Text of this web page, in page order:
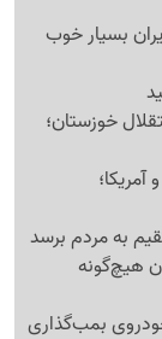
بسیار خوب
خوزستان؛
به مردم برسد
هیچ‌گونه
بمب‌گذاری